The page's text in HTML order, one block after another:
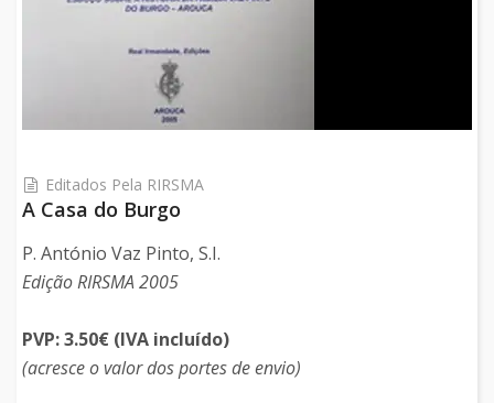
Editados Pela RIRSMA
A Casa do Burgo
P. António Vaz Pinto, S.I.
Edição RIRSMA 2005
PVP: 3.50€ (IVA incluído)
(acresce o valor dos portes de envio)